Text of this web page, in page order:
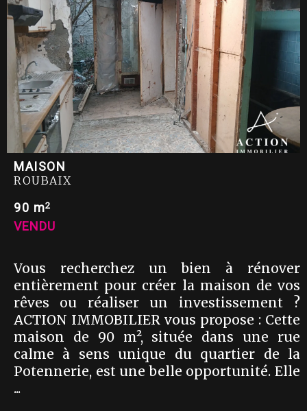
MAISON
ROUBAIX
90 m2
VENDU
Vous recherchez un bien à rénover
entièrement pour créer la maison de vos
rêves ou réaliser un investissement ?
ACTION IMMOBILIER vous propose : Cette
maison de 90 m², située dans une rue
calme à sens unique du quartier de la
Potennerie, est une belle opportunité. Elle
...